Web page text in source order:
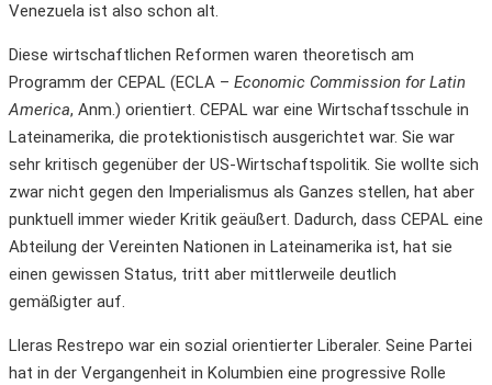
Venezuela ist also schon alt.
Diese wirtschaftlichen Reformen waren theoretisch am
Programm der CEPAL (ECLA – Economic Commission for Latin
America, Anm.) orientiert. CEPAL war eine Wirtschaftsschule in
Lateinamerika, die protektionistisch ausgerichtet war. Sie war
sehr kritisch gegenüber der US-Wirtschaftspolitik. Sie wollte sich
zwar nicht gegen den Imperialismus als Ganzes stellen, hat aber
punktuell immer wieder Kritik geäußert. Dadurch, dass CEPAL eine
Abteilung der Vereinten Nationen in Lateinamerika ist, hat sie
einen gewissen Status, tritt aber mittlerweile deutlich
gemäßigter auf.
Lleras Restrepo war ein sozial orientierter Liberaler. Seine Partei
hat in der Vergangenheit in Kolumbien eine progressive Rolle